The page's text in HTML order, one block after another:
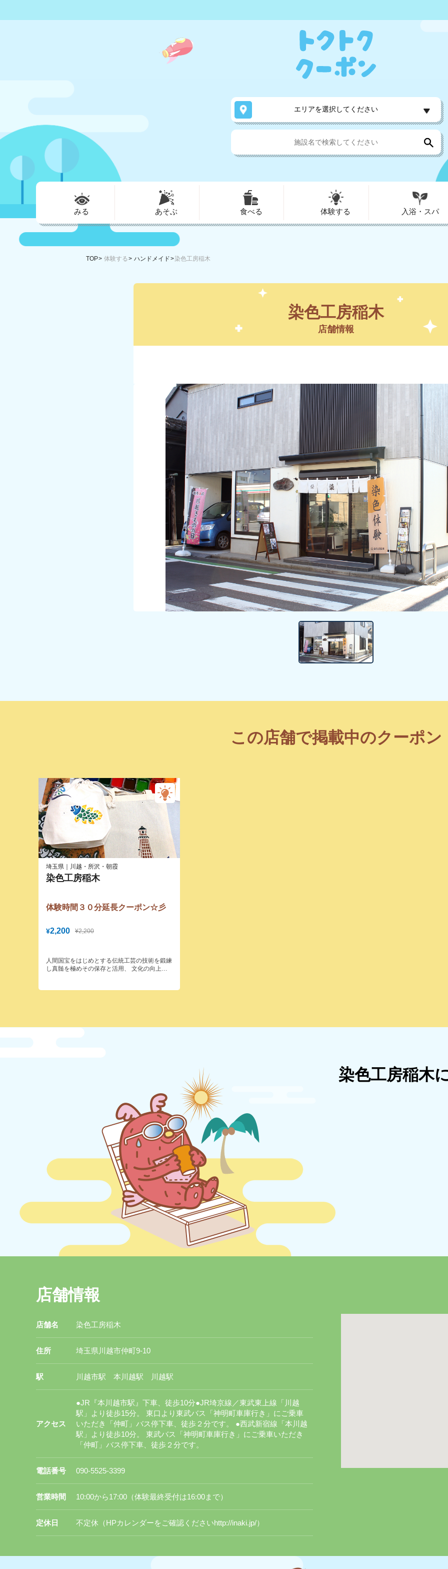
エリアを選択してください
みる あそぶ 食べる 体験する 入浴・スパ
TOP 体験する ハンドメイド 染色工房稲木
染色工房稲木
店舗情報
この店舗で掲載中のクーポン
埼玉県｜川越・所沢・朝霞
染色工房稲木
体験時間３０分延長クーポン☆彡
¥2,200 ¥2,200
人間国宝をはじめとする伝統工芸の技術を鍛練
し真髄を極めその保存と活用、 文化の向上に
染色工房稲木
店舗情報
店舗名 染色工房稲木
住所 埼玉県川越市仲町9-10
駅 川越市駅 本川越駅 川越駅
アクセス
●JR『本川越市駅』下車、徒歩10分●JR埼京線／東武東上線「川越
駅」より徒歩15分。 東口より東武バス「神明町車庫行き」にご乗車
いただき「仲町」バス停下車、徒歩２分です。 ●西武新宿線「本川越
駅」より徒歩10分。 東武バス「神明町車庫行き」にご乗車いただき
「仲町」バス停下車、徒歩２分です。
電話番号 090-5525-3399
営業時間 10:00から17:00（体験最終受付は16:00まで）
定休日 不定休（HPカレンダーをご確認くださいhttp://inaki.jp/）